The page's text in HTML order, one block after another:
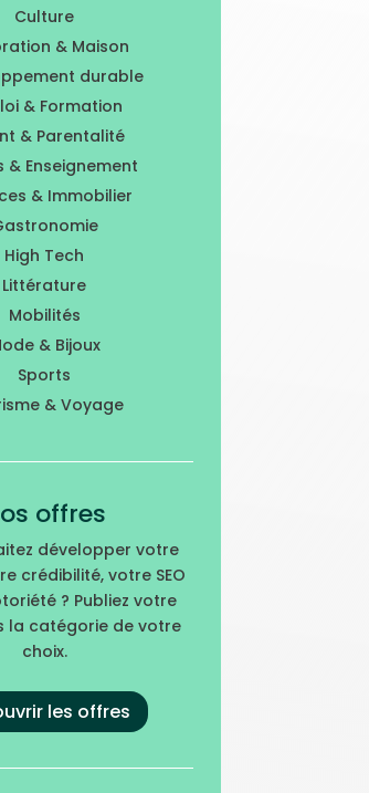
Culture
& Maison
durable
& Formation
& Parentalité
& Enseignement
& Immobilier
High Tech
Littérature
Mobilités
& Bijoux
Sports
& Voyage
offres
développer votre
crédibilité, votre SEO
? Publiez votre
la catégorie de votre
choix.
les offres